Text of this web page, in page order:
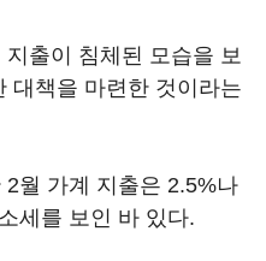
출이 침체된 모습을 보
대책을 마련한 것이라는
월 가계 지출은 2.5%나
세를 보인 바 있다.